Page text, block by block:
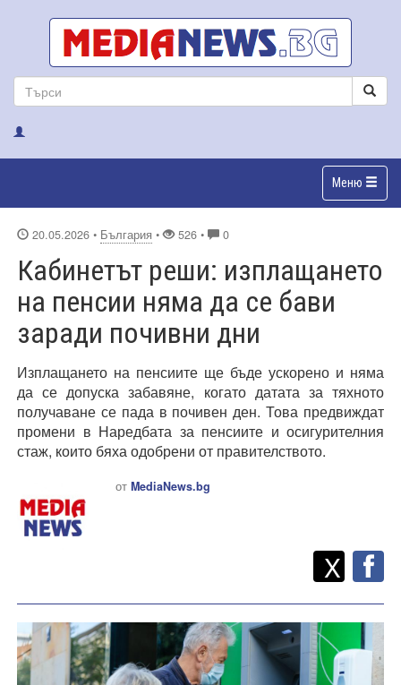
Меню
20.05.2026 • България • 526 • 0
Кабинетът реши: изплащането
на пенсии няма да се бави
заради почивни дни
Изплащането на пенсиите ще бъде ускорено и няма
да се допуска забавяне, когато датата за тяхното
получаване се пада в почивен ден. Това предвиждат
промени в Наредбата за пенсиите и осигурителния
стаж, които бяха одобрени от правителството.
от MediaNews.bg
Споделете
X